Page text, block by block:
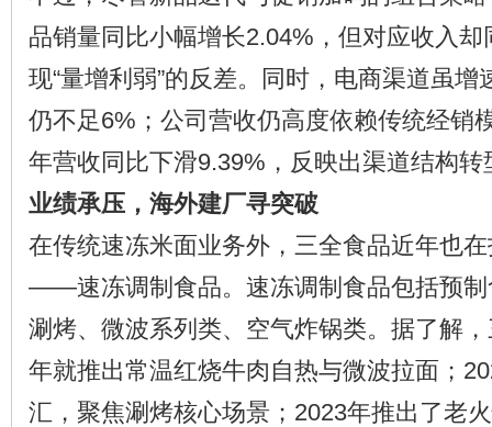
品销量同比小幅增长2.04%，但对应收入
现“量增利弱”的反差。同时，电商渠道虽
仍不足6%；公司营收仍高度依赖传统经销
年营收同比下滑9.39%，反映出渠道结构转
业绩承压，海外建厂寻突破
在传统速冻米面业务外，三全食品近年也
——速冻调制食品。速冻调制食品包括预制
涮烤、微波系列类、空气炸锅类。据了解
年就推出常温红烧牛肉自热与微波拉面；
汇，聚焦涮烤核心场景；2023年推出了老